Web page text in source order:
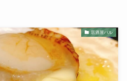
居酒屋バル